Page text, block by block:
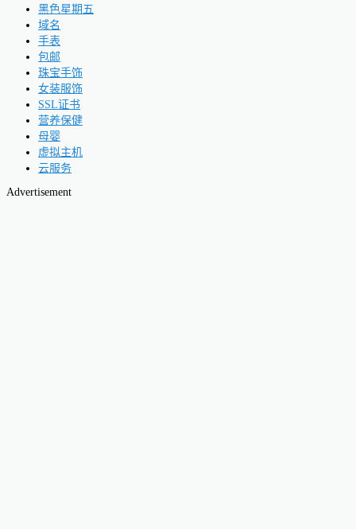
黑色星期五
域名
手表
包邮
珠宝手饰
女装服饰
SSL证书
营养保健
母婴
虚拟主机
云服务
Advertisement